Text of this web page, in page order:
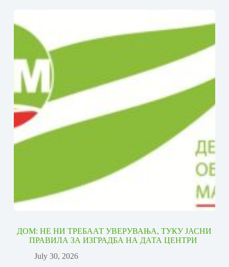
ДОМ: НЕ НИ ТРЕБААТ УВЕРУВАЊА, ТУКУ ЈАСНИ
ПРАВИЛА ЗА ИЗГРАДБА НА ДАТА ЦЕНТРИ
July 30, 2026